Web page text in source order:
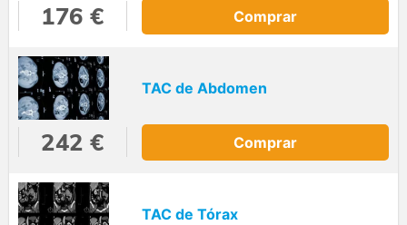
176 € Comprar
TAC de Abdomen
242 € Comprar
TAC de Tórax